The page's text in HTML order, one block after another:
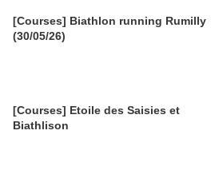
[Courses] Biathlon running Rumilly
(30/05/26)
[Courses] Etoile des Saisies et
Biathlison